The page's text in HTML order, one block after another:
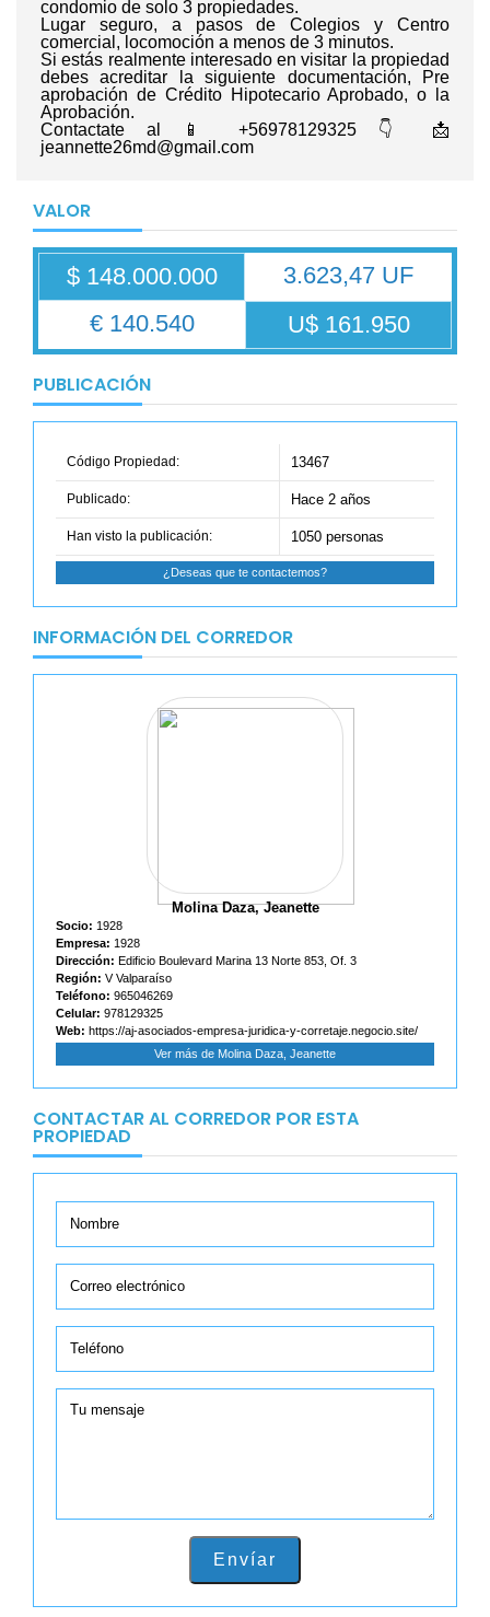
condomio de solo 3 propiedades.
Lugar seguro, a pasos de Colegios y Centro
comercial, locomoción a menos de 3 minutos.
Si estás realmente interesado en visitar la propiedad
debes acreditar la siguiente documentación, Pre
aprobación de Crédito Hipotecario Aprobado, o la
Aprobación.
Contactate al 📱 +56978129325 👇 📩
jeannette26md@gmail.com
VALOR
$ 148.000.000
3.623,47 UF
€ 140.540
U$ 161.950
PUBLICACIÓN
Código Propiedad: 13467
Publicado: Hace 2 años
Han visto la publicación: 1050 personas
¿Deseas que te contactemos?
INFORMACIÓN DEL CORREDOR
Molina Daza, Jeanette
Socio: 1928
Empresa: 1928
Dirección: Edificio Boulevard Marina 13 Norte 853, Of. 3
Región: V Valparaíso
Teléfono: 965046269
Celular: 978129325
Web: https://aj-asociados-empresa-juridica-y-corretaje.negocio.site/
Ver más de Molina Daza, Jeanette
CONTACTAR AL CORREDOR POR ESTA
PROPIEDAD
Envíar